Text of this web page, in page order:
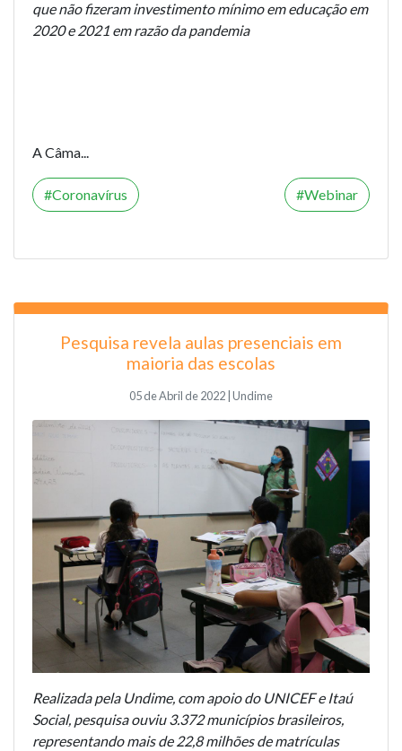
que não fizeram investimento mínimo em educação em
2020 e 2021 em razão da pandemia
A Câma...
Coronavírus Webinar
Pesquisa revela aulas presenciais em
maioria das escolas
05 de Abril de 2022 | Undime
Realizada pela Undime, com apoio do UNICEF e Itaú
Social, pesquisa ouviu 3.372 municípios brasileiros,
representando mais de 22,8 milhões de matrículas